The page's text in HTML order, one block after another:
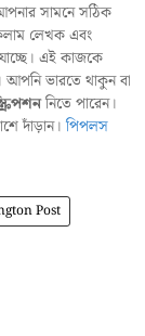
সামনে সঠিক
লেখক এবং
এই কাজকে
ভারতে থাকুন বা
নিতে পারেন।
দাঁড়ান।পিপলস
Post